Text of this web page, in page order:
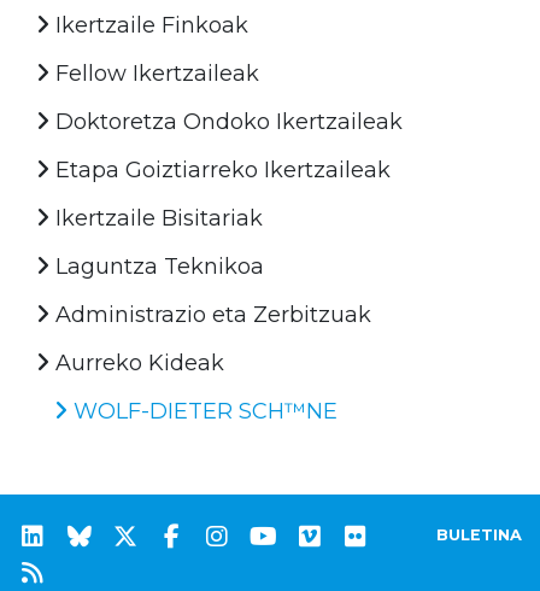
Ikertzaile Finkoak
Fellow Ikertzaileak
Doktoretza Ondoko Ikertzaileak
Etapa Goiztiarreko Ikertzaileak
Ikertzaile Bisitariak
Laguntza Teknikoa
Administrazio eta Zerbitzuak
Aurreko Kideak
WOLF-DIETER SCH™NE
BULETINA